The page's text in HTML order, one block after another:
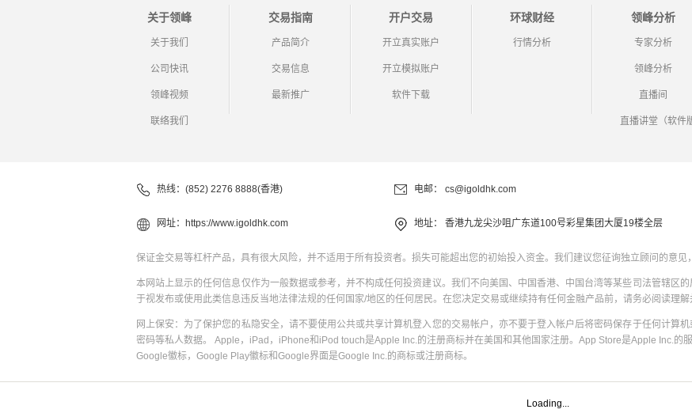
关于领峰
关于我们
公司快讯
领峰视频
联络我们
交易指南
产品简介
交易信息
最新推广
开户交易
开立真实账户
开立模拟账户
软件下载
环球财经
行情分析
领峰分析
专家分析
领峰分析
直播间
直播讲堂（软件
热线：(852) 2276 8888(香港) 电邮： cs@igoldhk.com
网址： https://www.igoldhk.com 地址： 香港九龙尖沙咀广东道100号彩星集团大厦19楼全层
保证金交易等杠杆产品，具有很大风险，并不适用于所有投资者。损失可能超出您的初始投入资金。我们建议您征询独立顾问的意见
本网站上显示的任何信息仅作为一般数据或参考，并不构成任何投资建议。我们不向美国、中国香港、中国台湾等某些司法管辖区
于视发布或使用此类信息违反当地法律法规的任何国家/地区的任何居民。在您决定交易或继续持有任何金融产品前，请务必阅读理解
网上保安：为了保护您的私隐安全，请不要使用公共或共享计算机登入您的交易帐户，亦不要于登入帐户后将密码保存于任何计算
密码等私人数据。 Apple，iPad，iPhone和iPod touch是Apple Inc.的注册商标并在美国和其他国家注册。App Store是Apple Inc.的
Google徽标，Google Play徽标和Google界面是Google Inc.的商标或注册商标。
Loading...